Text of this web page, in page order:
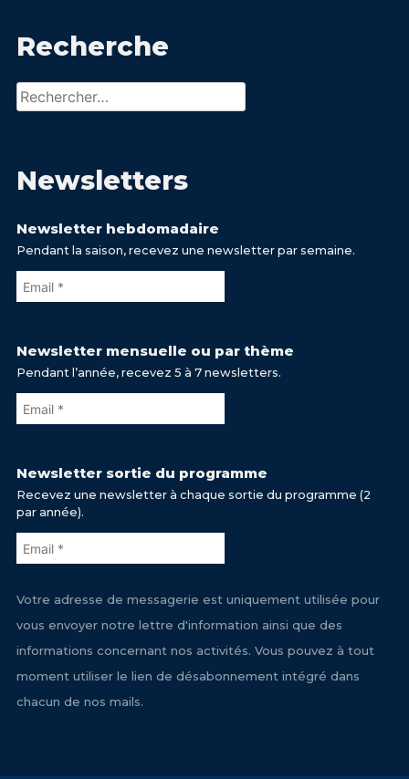
Recherche
Rechercher :
Newsletters
Newsletter hebdomadaire
Pendant la saison, recevez une newsletter par semaine.
Newsletter mensuelle ou par thème
Pendant l’année, recevez 5 à 7 newsletters.
Newsletter sortie du programme
Recevez une newsletter à chaque sortie du programme (2
par année).
Votre adresse de messagerie est uniquement utilisée pour
vous envoyer notre lettre d'information ainsi que des
informations concernant nos activités. Vous pouvez à tout
moment utiliser le lien de désabonnement intégré dans
chacun de nos mails.